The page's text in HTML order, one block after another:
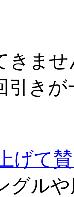
きま
引き
げて
グル